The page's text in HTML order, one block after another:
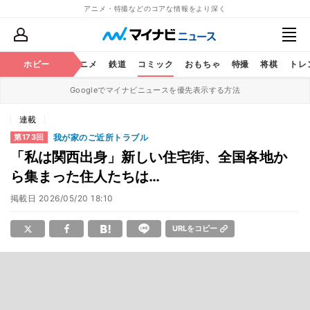
アニメ・特撮などのコアな情報をより深く
ホビー アニメ 鉄道 コミック おもちゃ 特撮 将棋 ト
Googleでマイナビニュースを優先表示する方法
連載
第173回 我が家のご近所トラブル
「私は関西出身」新しい住宅街、全国各地か
ら集まった住人たちは…
掲載日 2026/05/20 18:10
URLをコピー